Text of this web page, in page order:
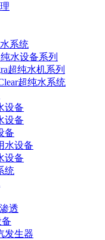
系统
水设备系列
超纯水机系列
超纯水系统
设备
设备
备
水设备
设备
统
透
发生器